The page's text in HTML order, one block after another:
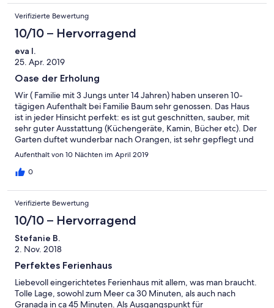
Bewertungen beschriebenen Tipps möchten wir die
Flusswanderung im Rio Chillar (Nerja) empfehlen. Die
Wanderung führt meist durch den Fluss ein wunderschönes Tal
hinauf und war besonders durch Schluchten und Badegumpen
ein Abenteuer für die Kids. Das Cortijo liegt in Ausstattung,
Sauberkeit und Liebe zum Detail weit über dem Durchschnitt.
Man kommt an, freut sich über die Aussicht, den tollen Pool,
den gepflegten Garten und das hübsche Cortijo - und war noch
nicht mal drin. Die Ausstattung (z.B. sehr gute Betten) lässt
wirklich keine Wünsche offen. Alleine das Willkommenspaket
beweist, dass Oliver an alles denkt. Das Cortijo erscheint in
landestypischem Stil mit viel Echtholz und maurischen Details.
Abends kann auf Olivenholz gegrillt und ein Glas Bio-
Tempranillo (natürlich vorrätig) genossen werden, morgens
beginnt der Tag mit dem Sammeln der Orangen für den
Frühstückssaft. Wer hier nicht runterkommt, dem ist wohl nicht
Verifizierte Bewertung
10/10 – Hervorragend
eva l.
25. Apr. 2019
Oase der Erholung
Wir ( Familie mit 3 Jungs unter 14 Jahren) haben unseren 10-
tägigen Aufenthalt bei Familie Baum sehr genossen. Das Haus
ist in jeder Hinsicht perfekt: es ist gut geschnitten, sauber, mit
sehr guter Ausstattung (Küchengeräte, Kamin, Bücher etc). Der
Garten duftet wunderbar nach Orangen, ist sehr gepflegt und
bietet viel Platz zum Ruhen (für die Eltern) und zum Spielen (für
die Kinder. Ausserdem liegt es oberhalb eines charmanten
andalusischen Dorfes. Unsere Kinder haben es genossen fast
wandern und dann in Orgiva gut zu essen. Auch sind die
Attraktionen wie Capileira, Granada oder das Meer mit dem
Auto bequem in etw 1 Stunde zu erreichen. Wir können dieses
Haus daher nur empfehlen und hoffen bald wieder zu kommen !
Aufenthalt von 10 Nächten im April 2019
0
Verifizierte Bewertung
10/10 – Hervorragend
Stefanie B.
2. Nov. 2018
Perfektes Ferienhaus
Liebevoll eingerichtetes Ferienhaus mit allem, was man braucht.
Tolle Lage, sowohl zum Meer ca 30 Minuten, als auch nach
Granada in ca 45 Minuten. Als Ausgangspunkt für